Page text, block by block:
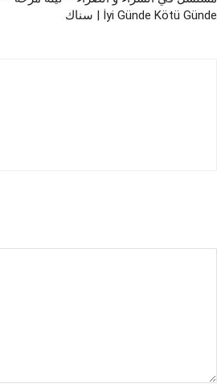
سناك | İyi Günde Kötü Günde